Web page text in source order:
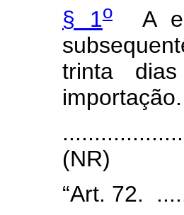
§ 1oA
trinta
importação.
(NR)
“Art. 72.